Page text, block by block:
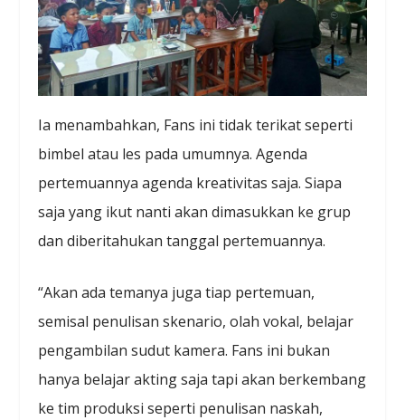
Ia menambahkan, Fans ini tidak terikat seperti
bimbel atau les pada umumnya. Agenda
pertemuannya agenda kreativitas saja. Siapa
saja yang ikut nanti akan dimasukkan ke grup
dan diberitahukan tanggal pertemuannya.
“Akan ada temanya juga tiap pertemuan,
semisal penulisan skenario, olah vokal, belajar
pengambilan sudut kamera. Fans ini bukan
hanya belajar akting saja tapi akan berkembang
ke tim produksi seperti penulisan naskah,